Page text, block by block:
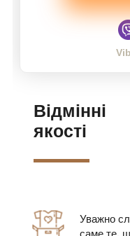
Відмінні
якості
Уважно
саме те,